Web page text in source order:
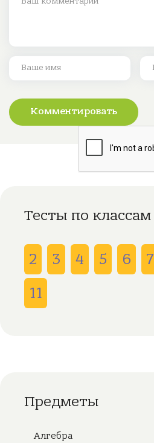
Комментировать
Тесты по классам
2 3 4 5 6 7
11
Предметы
Алгебра